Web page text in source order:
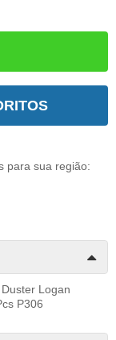
para sua região:
Logan
P306